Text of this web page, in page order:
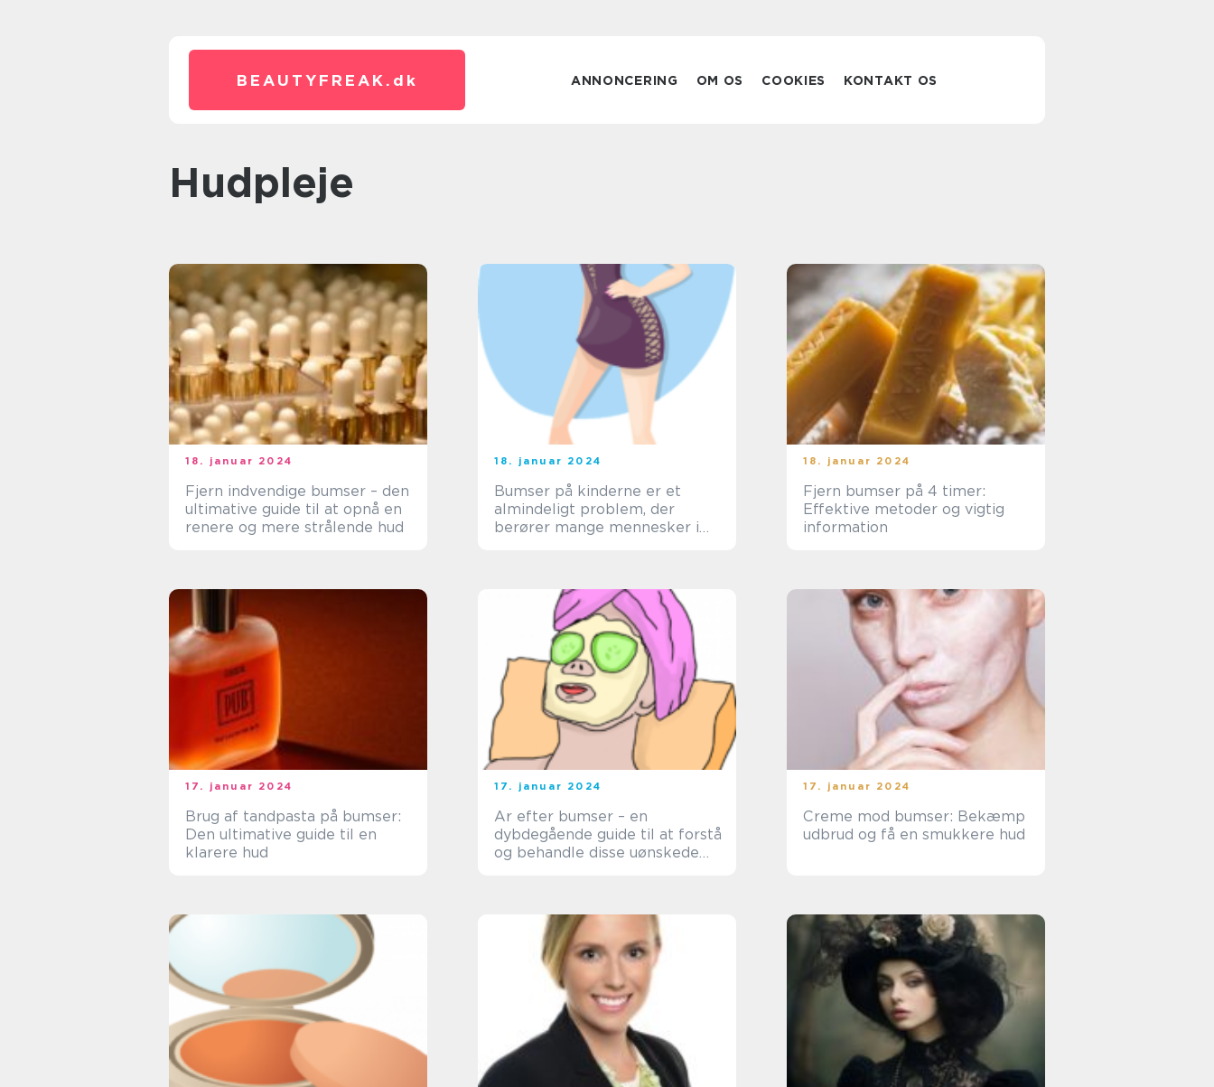
BEAUTYFREAK. dk ANNONCERING OM OS COOKIES KONTAKT OS
Hudpleje
18. januar 2024
Fjern indvendige bumser – den
ultimative guide til at opnå en
renere og mere strålende hud
18. januar 2024
Bumser på kinderne er et
almindeligt problem, der
berører mange mennesker i
18. januar 2024
Fjern bumser på 4 timer:
Effektive metoder og vigtig
information
17. januar 2024
Brug af tandpasta på bumser:
Den ultimative guide til en
klarere hud
17. januar 2024
Ar efter bumser – en
dybdegående guide til at forstå
og behandle disse uønskede
17. januar 2024
Creme mod bumser: Bekæmp
udbrud og få en smukkere hud